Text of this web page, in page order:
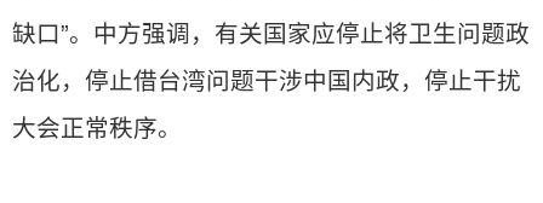
缺口”。中方强调，有关国家应停止将卫生问题政
治化，停止借台湾问题干涉中国内政，停止干扰
大会正常秩序。